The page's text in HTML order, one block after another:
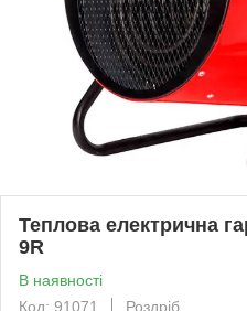
Теплова електрична
9R
В наявності
Код: 91071
Роздріб